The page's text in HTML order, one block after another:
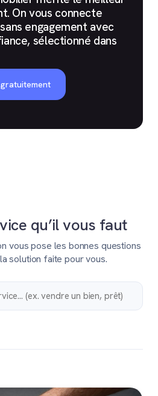
On vous connecte
engagement avec
sélectionné dans
qu’il vous faut
vous pose les bonnes questions
solution faite pour vous.